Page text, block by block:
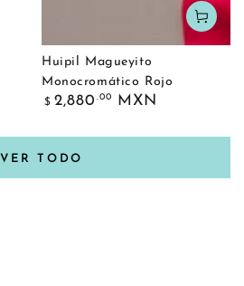
Huipil Magueyito
Monocromático Rojo
Precio
$ 2,880 .00 MXN
VER TODO